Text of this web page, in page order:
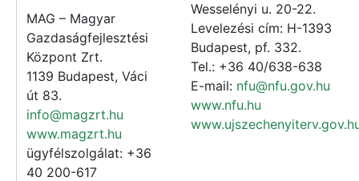
MAG – Magyar
Gazdaságfejlesztési
Központ Zrt.
1139 Budapest, Váci
út 83.
info@magzrt.hu
www.magzrt.hu
ügyfélszolgálat: +36
40 200-617
Wesselényi u. 20-22.
Levelezési cím: H-1393
Budapest, pf. 332.
Tel.: +36 40/638-638
E-mail: nfu@nfu.gov.hu
www.nfu.hu